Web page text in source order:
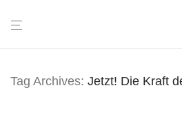
Tag Archives: Jetzt! Die Kraft